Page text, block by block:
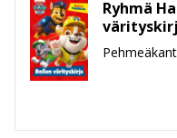
Ryhmä